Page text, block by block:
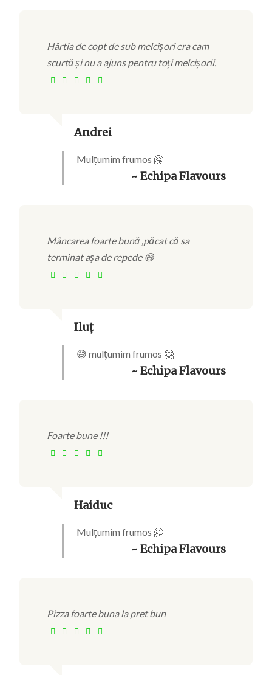
Hârtia de copt de sub melcișori era cam
scurtă și nu a ajuns pentru toți melcișorii.
Andrei
Mulțumim frumos 🤗
~ Echipa Flavours
Mâncarea foarte bună ,păcat că sa
terminat așa de repede 😅
Iluț
😅 mulțumim frumos 🤗
~ Echipa Flavours
Foarte bune !!!
Haiduc
Mulțumim frumos 🤗
~ Echipa Flavours
Pizza foarte buna la pret bun